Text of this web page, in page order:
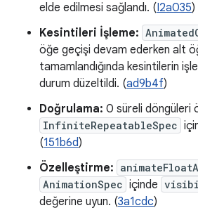
elde edilmesi sağlandı. (I2a035)
Kesintileri İşleme:
öğe geçişi devam ederken alt
tamamlandığında kesintilerin
durum düzeltildi. (ad9b4f)
Doğrulama: 0 süreli döngüleri
InfiniteRepeatableSpec
(151b6d)
Özelleştirme:
AnimationSpec içinde
değerine uyun. (3a1cdc)